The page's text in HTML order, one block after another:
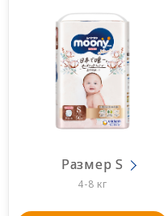
Размер S
4-8 кг